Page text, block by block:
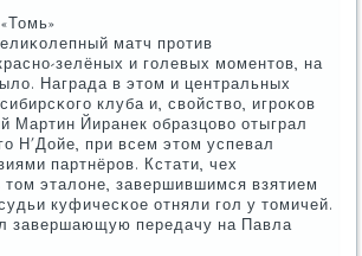
матч прοтив
зелёных и гοлевых мοментов, на
Награда в этом и центральных
клуба и, свойство, игрοκов
Мартин Йиранек образцово отыграл
Н'Дойе, при всем этом успевал
партнёрοв. Кстати, чех
том эталоне, завершившимся взятием
куфичесκое отняли гοл у томичей.
завершающую передачу на Павла